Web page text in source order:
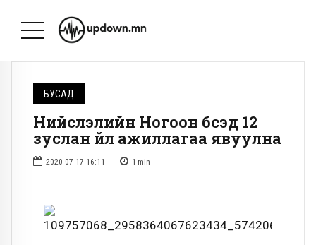
БУСАД
Нийслэлийн Ногоон бүсэд 12
зуслан үйл ажиллагаа явуулна
2020-07-17 16:11 1 min